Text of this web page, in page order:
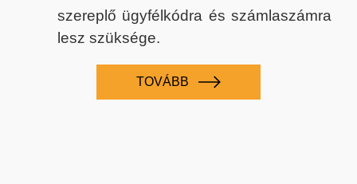
szereplő ügyfélkódra és számlaszámra
lesz szüksége.
TOVÁBB